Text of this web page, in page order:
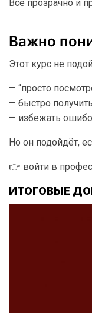
Всё прозрачно и
Важно
Этот курс не
— “просто
— быстро
— избежать
Но он подойдёт,
👉 войти в
ИТОГОВЫЕ